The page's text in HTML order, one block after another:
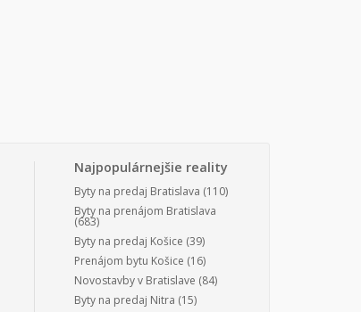
Najpopulárnejšie reality
Byty na predaj Bratislava (110)
Byty na prenájom Bratislava
(683)
Byty na predaj Košice (39)
Prenájom bytu Košice (16)
Novostavby v Bratislave (84)
Byty na predaj Nitra (15)